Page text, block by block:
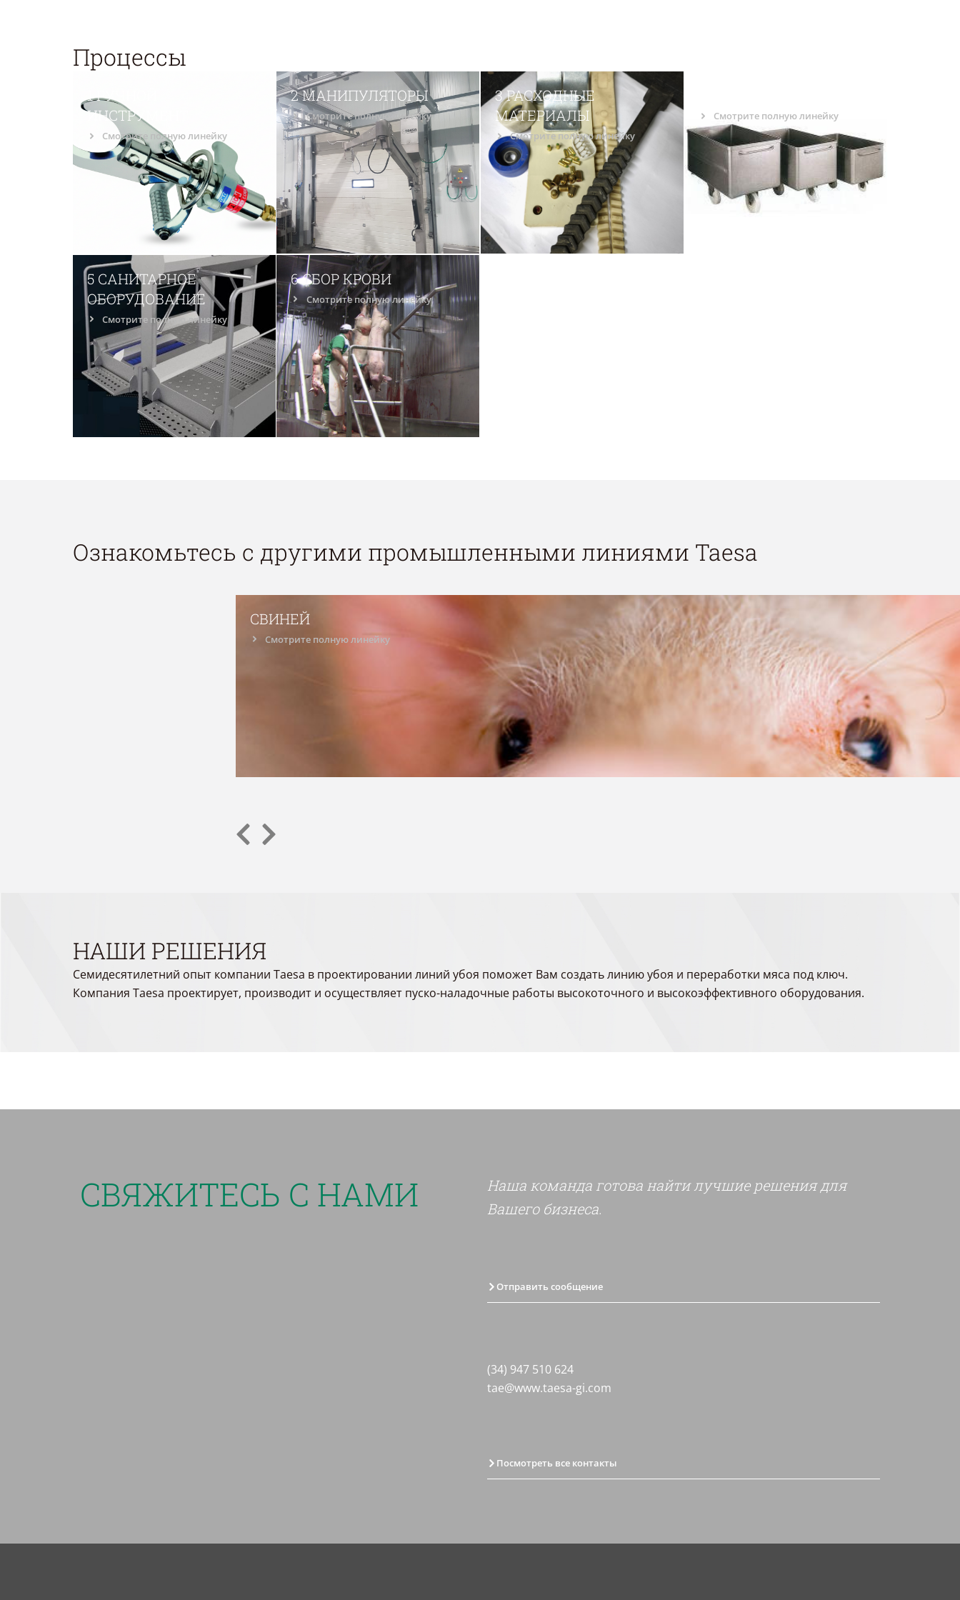
Процессы
1 РУЧНОЙ
ИНСТРУМЕНТ
Смотрите полную линейку
2 МАНИПУЛЯТОРЫ
Смотрите полную линейку
3 РАСХОДНЫЕ
МАТЕРИАЛЫ
Смотрите полную линейку
Смотрите полную линейку
5 САНИТАРНОЕ
ОБОРУДОВАНИЕ
Смотрите полную линейку
6 СБОР КРОВИ
Смотрите полную линейку
Ознакомьтесь с другими промышленными линиями Taesa
СВИНЕЙ
Смотрите полную линейку
НАШИ РЕШЕНИЯ
Семидесятилетний опыт компании Taesa в проектировании линий убоя поможет Вам создать линию убоя и переработки мяса под ключ.
Компания Taesa проектирует, производит и осуществляет пуско-наладочные работы высокоточного и высокоэффективного оборудования.
СВЯЖИТЕСЬ С НАМИ
Наша команда готова найти лучшие решения для
Вашего бизнеса.
Отправить сообщение
(34) 947 510 624
tae@www.taesa-gi.com
Посмотреть все контакты